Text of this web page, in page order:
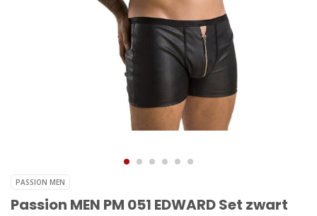
PASSION MEN
Passion MEN PM 051 EDWARD Set zwart